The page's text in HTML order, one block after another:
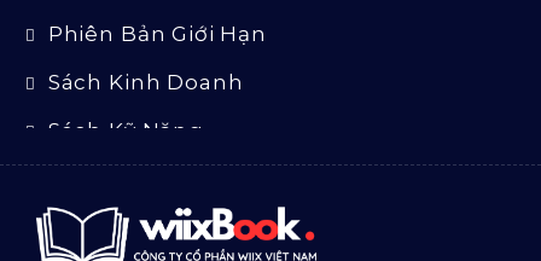
Phiên Bản Giới Hạn
Sách Kinh Doanh
Sách Kỹ Năng
Sách Ngoại Văn